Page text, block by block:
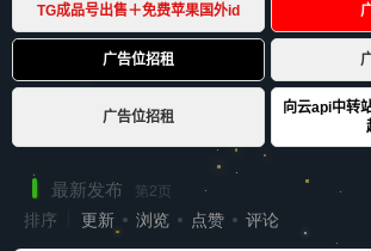
最新发布 第2页
排序 更新 浏览 点赞 评论